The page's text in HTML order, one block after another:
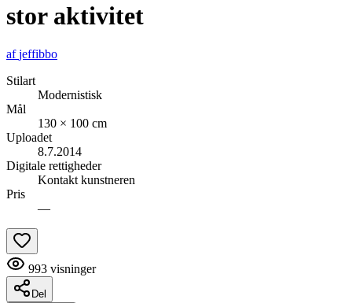
stor aktivitet
afjeffibbo
Stilart
Modernistisk
Mål
130 × 100 cm
Uploadet
8.7.2014
Digitale rettigheder
Kontakt kunstneren
Pris
—
993 visninger
Del